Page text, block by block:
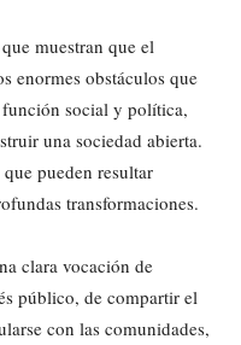
muestran que el
enormes obstáculos que
social y política,
una sociedad abierta.
pueden resultar
transformaciones.
clara vocación de
público, de compartir el
con las comunidades,